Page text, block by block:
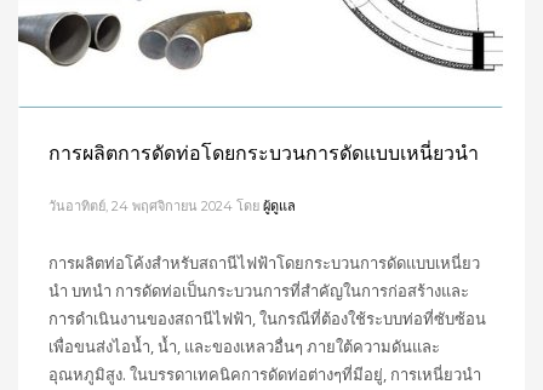
การผลิตการดัดท่อโดยกระบวนการดัดแบบเหนี่ยวนำ
วันอาทิตย์, 24 พฤศจิกายน 2024 โดย ผู้ดูแล
การผลิตท่อโค้งสำหรับสถานีไฟฟ้าโดยกระบวนการดัดแบบเหนี่ยว
นำ บทนำ การดัดท่อเป็นกระบวนการที่สำคัญในการก่อสร้างและ
การดำเนินงานของสถานีไฟฟ้า, ในกรณีที่ต้องใช้ระบบท่อที่ซับซ้อน
เพื่อขนส่งไอน้ำ, น้ำ, และของเหลวอื่นๆ ภายใต้ความดันและ
อุณหภูมิสูง. ในบรรดาเทคนิคการดัดท่อต่างๆที่มีอยู่, การเหนี่ยวนำ